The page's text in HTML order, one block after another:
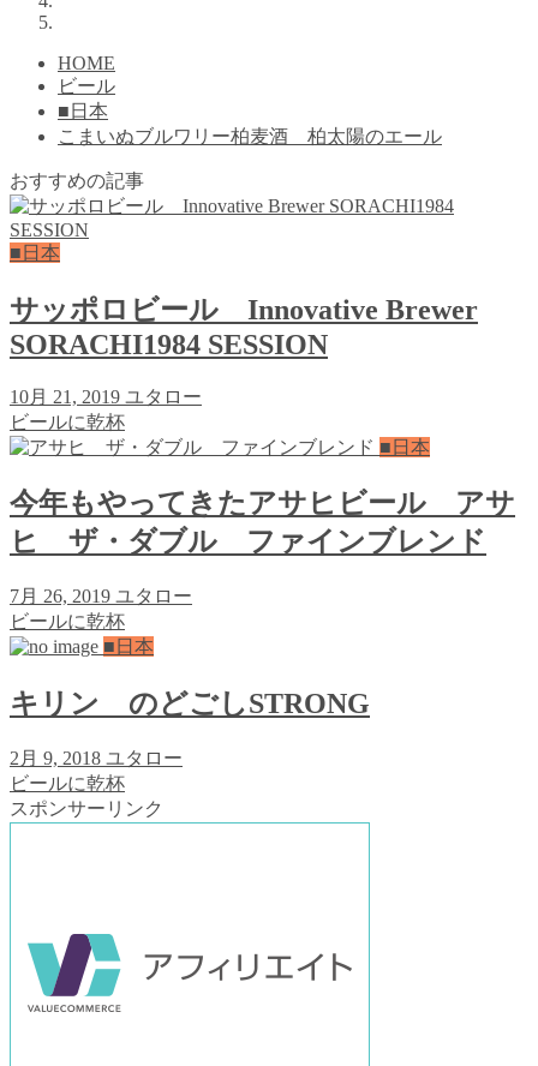
HOME
ビール
■日本
こまいぬブルワリー柏麦酒 柏太陽のエール
おすすめの記事
■日本
サッポロビール Innovative Brewer
SORACHI1984 SESSION
10月 21, 2019 ユタロー
ビールに乾杯
■日本
今年もやってきたアサヒビール アサ
ヒ ザ・ダブル ファインブレンド
7月 26, 2019 ユタロー
ビールに乾杯
■日本
キリン のどごしSTRONG
2月 9, 2018 ユタロー
ビールに乾杯
スポンサーリンク